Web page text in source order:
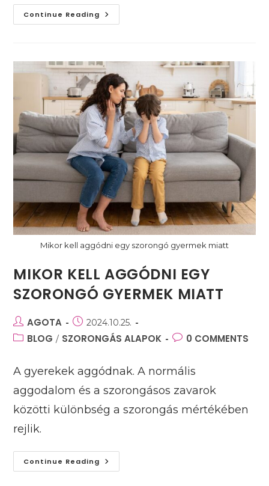
Continue Reading Hogyan
Hat
Mikor kell aggódni egy szorongó gyermek miatt
MIKOR KELL AGGÓDNI EGY
SZORONGÓ GYERMEK MIATT
Post
author:
AGOTA
Post
published:
2024.10.25.
PostBLOG / SZORONGÁS ALAPOK
Post0 COMMENTS
A gyerekek aggódnak. A normális
aggodalom és a szorongásos zavarok
közötti különbség a szorongás mértékében
rejlik.
Continue Reading Mikor
Kell